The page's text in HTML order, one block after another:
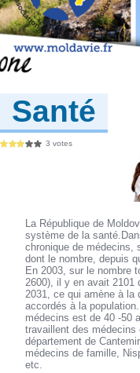
Santé
3 votes
La République de
système de la
chronique de médecins,
dont le nombre, depuis
En 2003, sur le nombre
2600), il y en avait 2101
2031, ce qui amène à la
accordés à la
médecins est de 40 -50
travaillent des
département de
médecins de famille,
etc.